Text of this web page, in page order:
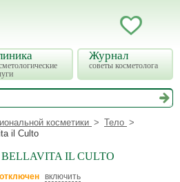
Журнал
советы косметолога
косметики
Тело
il Culto
IL CULTO
отключен включить